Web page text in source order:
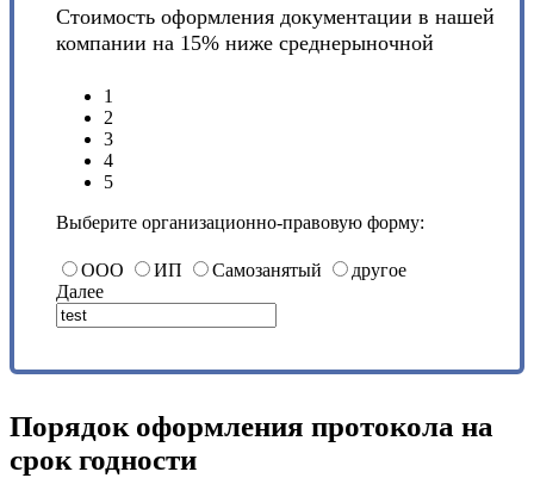
Стоимость оформления документации в нашей
компании на 15% ниже среднерыночной
1
2
3
4
5
Выберите организационно-правовую форму:
ООО ИП Самозанятый
другое
Далее
Порядок оформления протокола на
срок годности